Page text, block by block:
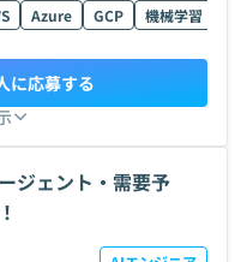
Azure GCP 機械学習
に応募する
ジェント・需要予